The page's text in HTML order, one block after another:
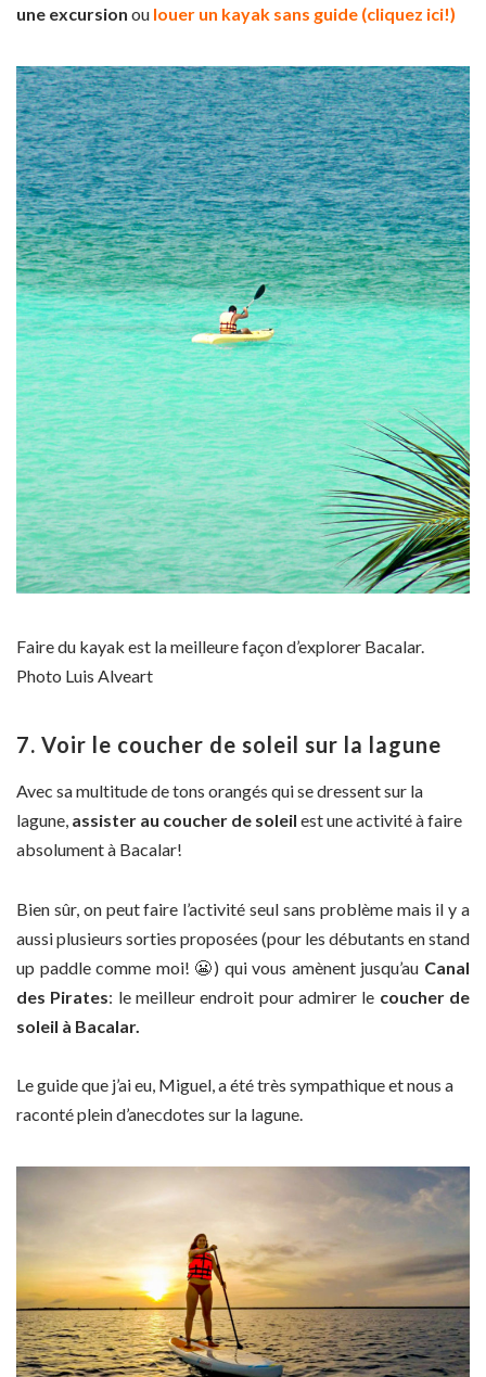
une excursion ou louer un kayak sans guide (cliquez ici!)
Faire du kayak est la meilleure façon d’explorer Bacalar.
Photo Luis Alveart
7. Voir le coucher de soleil sur la lagune
Avec sa multitude de tons orangés qui se dressent sur la
lagune, assister au coucher de soleil est une activité à faire
absolument à Bacalar!
Bien sûr, on peut faire l’activité seul sans problème mais il y a
aussi plusieurs sorties proposées (pour les débutants en stand
up paddle comme moi! 😬) qui vous amènent jusqu’au Canal
des Pirates: le meilleur endroit pour admirer le coucher de
soleil à Bacalar.
Le guide que j’ai eu, Miguel, a été très sympathique et nous a
raconté plein d’anecdotes sur la lagune.